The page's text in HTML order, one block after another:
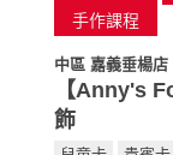
手作課程
中區 嘉義垂楊店
【Anny's
飾